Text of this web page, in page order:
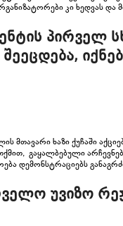
კი ხედვას და
პირველ
მთავარი ხაზი ქუჩაში
გაყალბებული
დემონსტრაციებს
უვიზო